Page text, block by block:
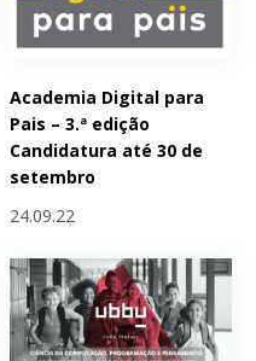
Academia Digital para
Pais – 3.ª edição
Candidatura até 30 de
setembro
24.09.22